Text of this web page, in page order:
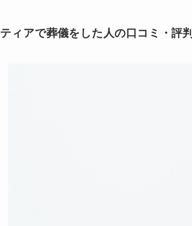
ティアで葬儀をした人の口コミ・評判